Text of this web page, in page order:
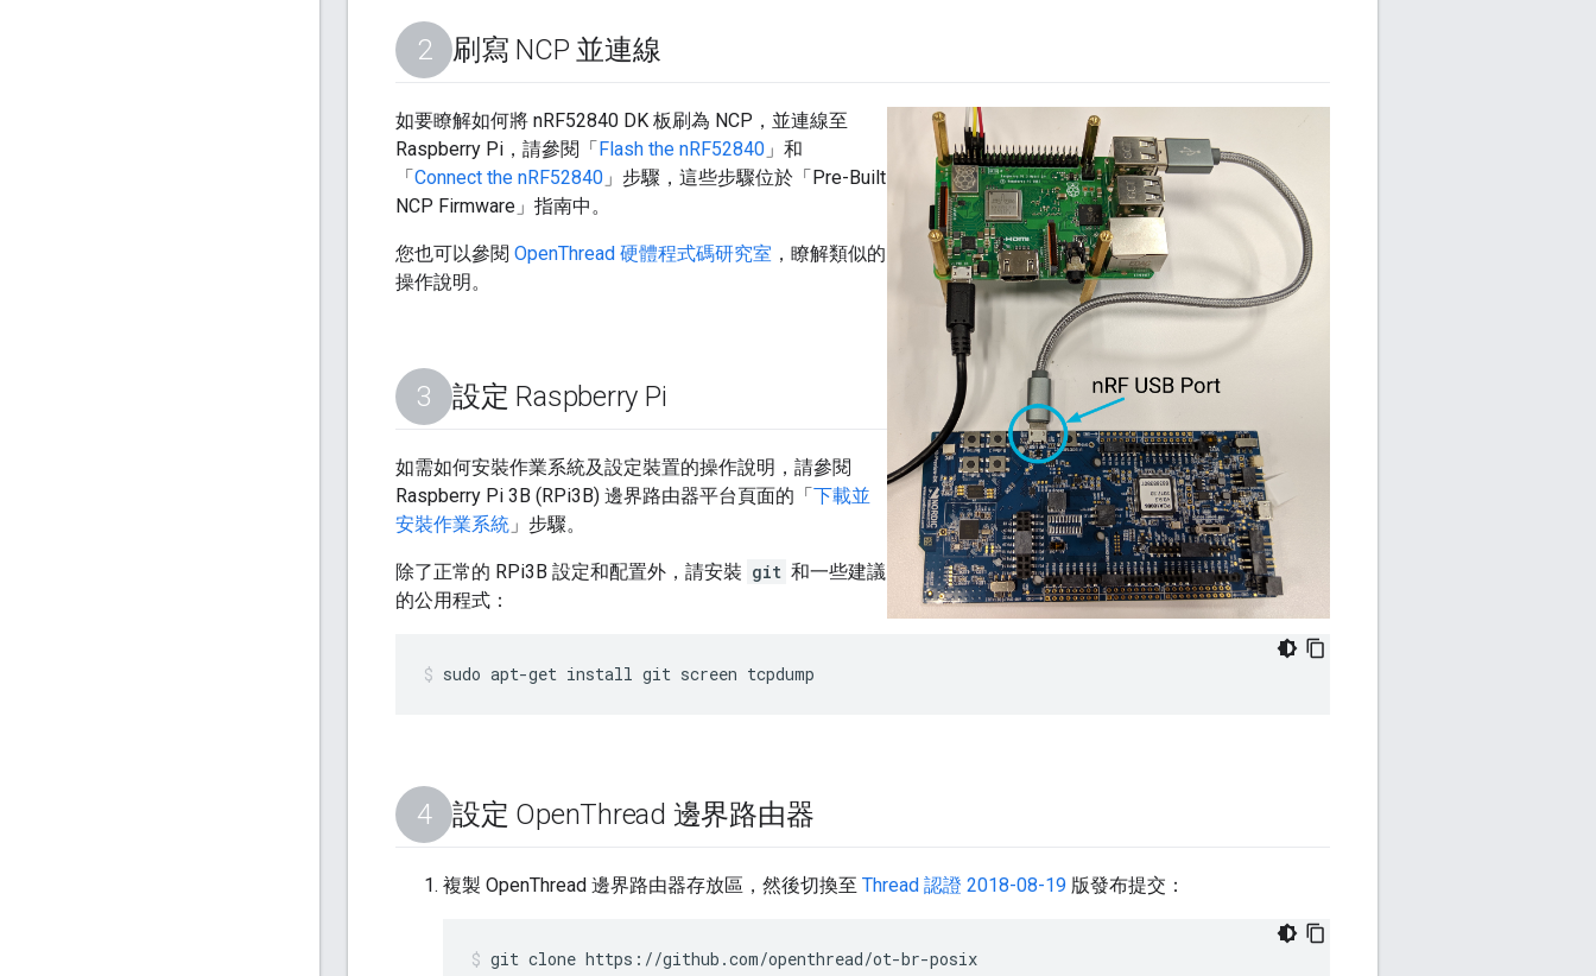
刷寫 NCP 並連線
如要瞭解如何將 nRF52840 DK 板刷為 NCP，並連線至
Raspberry Pi，請參閱「Flash the nRF52840 」和
「Connect the nRF52840 」步驟，這些步驟位於「Pre-Built
NCP Firmware」指南中。
您也可以參閱 OpenThread 硬體程式碼研究室 ，瞭解類似的
操作說明。
設定 Raspberry Pi
如需如何安裝作業系統及設定裝置的操作說明，請參閱
Raspberry Pi 3B (RPi3B) 邊界路由器平台頁面的「下載並
安裝作業系統 」步驟。
除了正常的 RPi3B 設定和配置外，請安裝 git 和一些建議
的公用程式：
sudo apt-get install git screen tcpdump
設定 OpenThread 邊界路由器
複製 OpenThread 邊界路由器存放區，然後切換至 Thread 認證 2018-08-19 版發布提交：
git clone https://github.com/openthread/ot-br-posix